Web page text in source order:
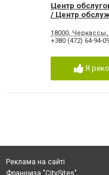
Центр
/ Центр
18000,
+380 (472) 64-94-09
Я
Реклама на сайті
Франшиза "CitySites"